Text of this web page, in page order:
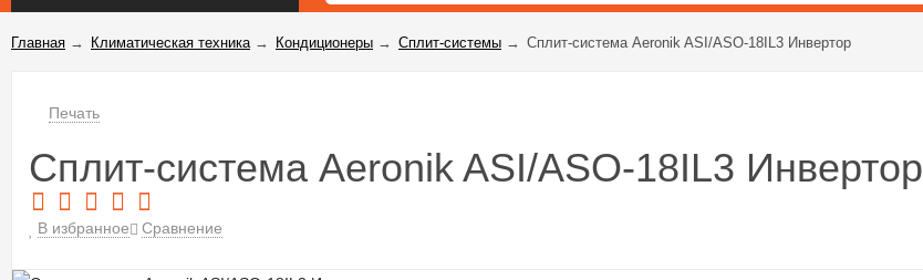
Главная → Климатическая техника→ Кондиционеры → Сплит-системы → Сплит-система Aeronik ASI/ASO-18IL3 Инвертор
Печать
Сплит-система Aeronik ASI/ASO-18IL3 Инвертор
В избранное Сравнение